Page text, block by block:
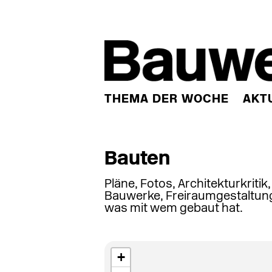
THEMA DER WOCHE
Bauten
Pläne, Fotos,
Bauwerke,
was mit wem gebaut hat.
+